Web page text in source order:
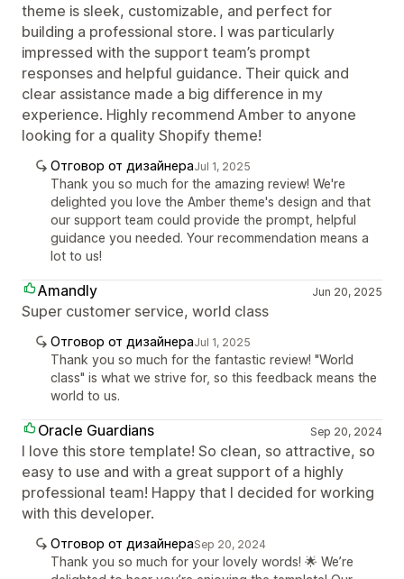
theme is sleek, customizable, and perfect for
building a professional store. I was particularly
impressed with the support team’s prompt
responses and helpful guidance. Their quick and
clear assistance made a big difference in my
experience. Highly recommend Amber to anyone
looking for a quality Shopify theme!
Отговор от дизайнераJul 1, 2025
Thank you so much for the amazing review! We're
delighted you love the Amber theme's design and that
our support team could provide the prompt, helpful
guidance you needed. Your recommendation means a
lot to us!
Amandly Jun 20, 2025
Super customer service, world class
Отговор от дизайнераJul 1, 2025
Thank you so much for the fantastic review! "World
class" is what we strive for, so this feedback means the
world to us.
Oracle Guardians Sep 20, 2024
I love this store template! So clean, so attractive, so
easy to use and with a great support of a highly
professional team! Happy that I decided for working
with this developer.
Отговор от дизайнераSep 20, 2024
Thank you so much for your lovely words! 🌟 We’re